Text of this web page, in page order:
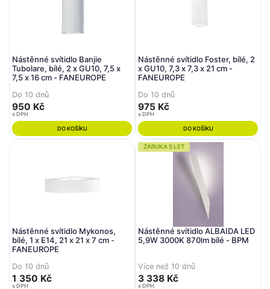
Nástěnné svítidlo Banjie
Tubolare, bílé, 2 x GU10, 7,5 x
7,5 x 16 cm - FANEUROPE
Do 10 dnů
950 Kč
s DPH
DO KOŠÍKU
Nástěnné svítidlo Foster, bílé, 2
x GU10, 7,3 x 7,3 x 21 cm -
FANEUROPE
Do 10 dnů
975 Kč
s DPH
DO KOŠÍKU
Nástěnné svítidlo Mykonos,
bílé, 1 x E14, 21 x 21 x 7 cm -
FANEUROPE
Do 10 dnů
1 350 Kč
s DPH
ZÁRUKA 5 LET
Nástěnné svítidlo ALBAIDA LED
5,9W 3000K 870lm bílé - BPM
Více než 10 dnů
3 338 Kč
s DPH